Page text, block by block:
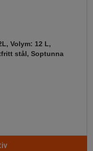
Volym: 12 L,
stål, Soptunna